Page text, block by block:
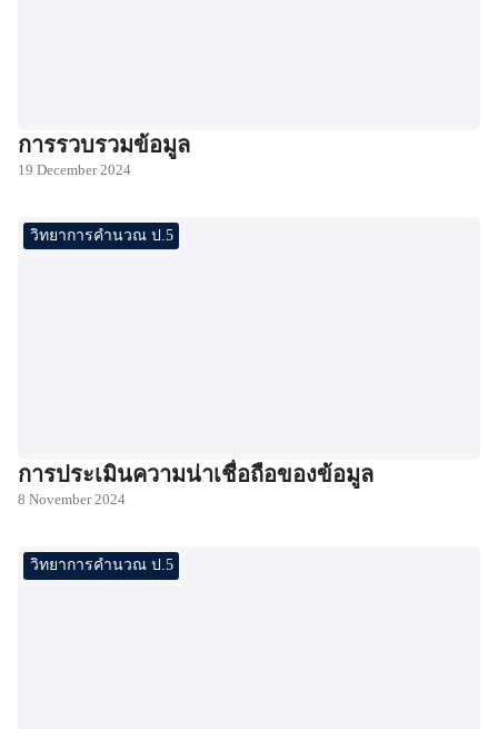
การรวบรวมข้อมูล
19 December 2024
วิทยาการคำนวณ ป.5
การประเมินความน่าเชื่อถือของข้อมูล
8 November 2024
วิทยาการคำนวณ ป.5